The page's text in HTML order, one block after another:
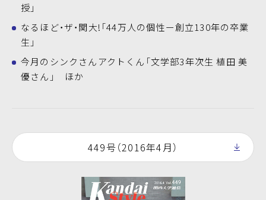
授」
なるほど・ザ・関大!「44万人の個性ー創立130年の卒業
生」
今月のシンクさんアクトくん「文学部3年次生 植田 美
優さん」 ほか
449号（2016年4月）